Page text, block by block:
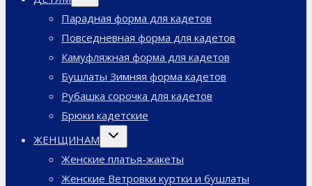
Парадная форма для кадетов
Повседневная форма для кадетов
Камуфляжная форма для кадетов
Бушлаты Зимняя форма кадетов
Рубашка сорочка для кадетов
Брюки кадетские
ЖЕНЩИНАМ
Переключить
дочернее
Женские платья-жакеты
Женские Ветровки куртки и бушлаты